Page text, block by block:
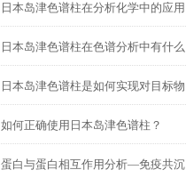
是什么？又该如何保存？
日本岛津色谱柱在分析化学中的应用
日本岛津色谱柱在色谱分析中有什么
作用？
日本岛津色谱柱是如何实现对目标物
质的分离与纯化的？
如何正确使用日本岛津色谱柱？
蛋白与蛋白相互作用分析—免疫共沉